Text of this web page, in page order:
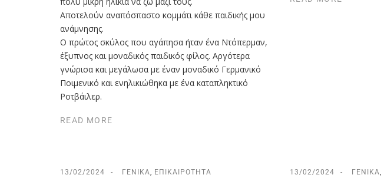
Αποτελούν αναπόσπαστο κομμάτι κάθε παιδικής μου
ανάμνησης.
Ο πρώτος σκύλος που αγάπησα ήταν ένα Ντόπερμαν,
έξυπνος και μοναδικός παιδικός φίλος. Αργότερα
γνώρισα και μεγάλωσα με έναν μοναδικό Γερμανικό
Ποιμενικό και ενηλικιώθηκα με ένα καταπληκτικό
Ροτβάιλερ.
READ MORE
13/02/2024 ΓΕΝΙΚΆ ΕΠΙΚΑΙΡΌΤΗΤΑ 13/02/2024 ΓΕΝΙΚΆ